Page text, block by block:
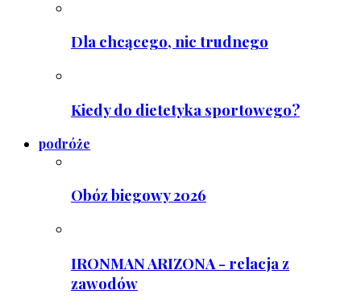
Dla chcącego, nic trudnego
Kiedy do dietetyka sportowego?
podróże
Obóz biegowy 2026
IRONMAN ARIZONA - relacja z
zawodów